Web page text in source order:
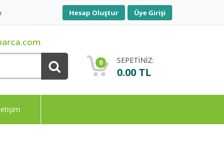
Hesap Oluştur Üye Girişi
0 SEPETİNİZ:
0.00 TL